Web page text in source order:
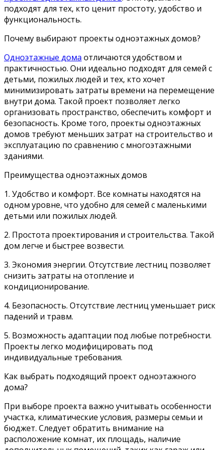
подходят для тех, кто ценит простоту, удобство и
функциональность.
Почему выбирают проекты одноэтажных домов?
Одноэтажные дома отличаются удобством и
практичностью. Они идеально подходят для семей с
детьми, пожилых людей и тех, кто хочет
минимизировать затраты времени на перемещение
внутри дома. Такой проект позволяет легко
организовать пространство, обеспечить комфорт и
безопасность. Кроме того, проекты одноэтажных
домов требуют меньших затрат на строительство и
эксплуатацию по сравнению с многоэтажными
зданиями.
Преимущества одноэтажных домов
1. Удобство и комфорт. Все комнаты находятся на
одном уровне, что удобно для семей с маленькими
детьми или пожилых людей.
2. Простота проектирования и строительства. Такой
дом легче и быстрее возвести.
3. Экономия энергии. Отсутствие лестниц позволяет
снизить затраты на отопление и
кондиционирование.
4. Безопасность. Отсутствие лестниц уменьшает риск
падений и травм.
5. Возможность адаптации под любые потребности.
Проекты легко модифицировать под
индивидуальные требования.
Как выбрать подходящий проект одноэтажного
дома?
При выборе проекта важно учитывать особенности
участка, климатические условия, размеры семьи и
бюджет. Следует обратить внимание на
расположение комнат, их площадь, наличие